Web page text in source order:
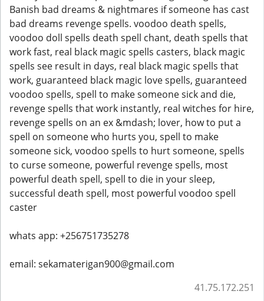
Banish bad dreams & nightmares if someone has cast
bad dreams revenge spells. voodoo death spells,
voodoo doll spells death spell chant, death spells that
work fast, real black magic spells casters, black magic
spells see result in days, real black magic spells that
work, guaranteed black magic love spells, guaranteed
voodoo spells, spell to make someone sick and die,
revenge spells that work instantly, real witches for hire,
revenge spells on an ex &mdash; lover, how to put a
spell on someone who hurts you, spell to make
someone sick, voodoo spells to hurt someone, spells
to curse someone, powerful revenge spells, most
powerful death spell, spell to die in your sleep,
successful death spell, most powerful voodoo spell
caster
whats app: +256751735278
email: sekamaterigan900@gmail.com
41.75.172.251